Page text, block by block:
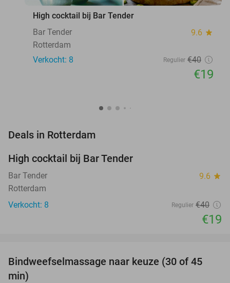
High cocktail bij Bar Tender
Bar Tender
9.6 star
Rotterdam
Verkocht: 8
Regulier €40
€19
Deals in Rotterdam
TODAY
High cocktail bij Bar Tender
Bar Tender 9.6 star
Rotterdam
Verkocht: 8
Regulier €40
€19
50%
TODAY
Bindweefselmassage naar keuze (30 of 45
min)